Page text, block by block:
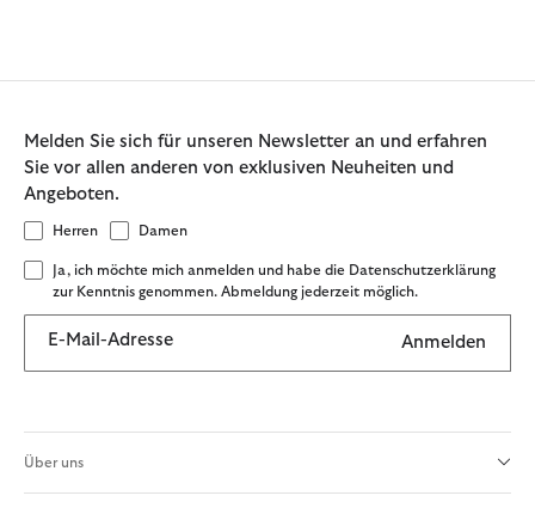
Melden Sie sich für unseren Newsletter an und erfahren
Sie vor allen anderen von exklusiven Neuheiten und
Angeboten.
Herren Damen
Ja, ich möchte mich anmelden und habe die Datenschutzerklärung
zur Kenntnis genommen. Abmeldung jederzeit möglich.
E-Mail-Adresse Anmelden
Über uns